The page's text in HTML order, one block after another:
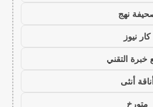
نهج
كار نيوز
خبرة التقني
أنثى
متورخ